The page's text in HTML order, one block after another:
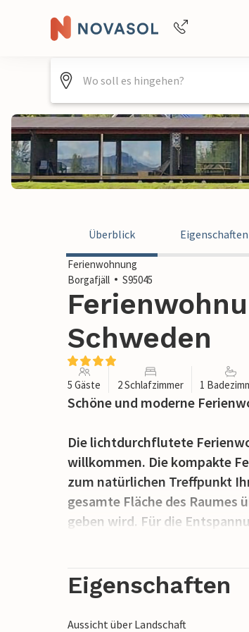
Überblick Eigenschaften
Ferienwohnung
Borgafjäll
S95045
Schweden
5 Gäste 2 Schlafzimmer 1
Schöne und moderne
Die lichtdurchflutete
willkommen. Die kompakte
zum natürlichen Treffpunkt
gesamte Fläche des Raumes
geben wird. Für die
Machen Sie sich nach Ihrem
Umgebung. Gemeinsam mit
Ausflug zum Borga-Hügel
Eigenschaften
Aussicht über Landschaft